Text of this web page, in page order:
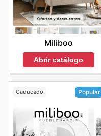
Miliboo
Abrir catálogo
Caducado Popular